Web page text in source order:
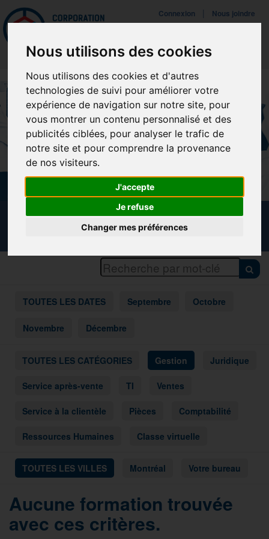
Nous utilisons des cookies
Nous utilisons des cookies et d'autres
technologies de suivi pour améliorer votre
expérience de navigation sur notre site, pour
vous montrer un contenu personnalisé et des
publicités ciblées, pour analyser le trafic de
notre site et pour comprendre la provenance
de nos visiteurs.
J'accepte
Je refuse
Changer mes préférences
Mettreà jour vos préférences de témoins
Connexion Nous joindre
CALENDRIER DES FORMATIONS
TOUTES LES DATES Septembre Octobre
Novembre Décembre
TOUTES LES CATÉGORIES Gestion Juridique
Service après-vente TI Ventes
Service à la clientèle Pièces Comptabilité
Ressources Humaines Classe virtuelle
TOUTES LES VILLES Montréal Votre bureau
Aucune formation trouvée
avec ces critères.